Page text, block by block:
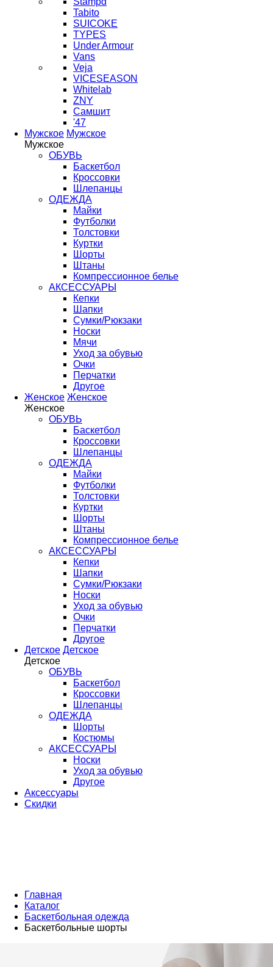
Tabito
SUICOKE
TYPES
Under Armour
Vans
Veja
VICESEASON
Whitelab
ZNY
Самшит
'47
Мужское Мужское
Мужское
ОБУВЬ
Баскетбол
Кроссовки
Шлепанцы
ОДЕЖДА
Майки
Футболки
Толстовки
Куртки
Шорты
Штаны
Компрессионное белье
АКСЕССУАРЫ
Кепки
Шапки
Сумки/Рюкзаки
Носки
Мячи
Уход за обувью
Очки
Перчатки
Другое
Женское Женское
Женское
ОБУВЬ
Баскетбол
Кроссовки
Шлепанцы
ОДЕЖДА
Майки
Футболки
Толстовки
Куртки
Шорты
Штаны
Компрессионное белье
АКСЕССУАРЫ
Кепки
Шапки
Сумки/Рюкзаки
Носки
Уход за обувью
Очки
Перчатки
Другое
Детское Детское
Детское
ОБУВЬ
Баскетбол
Кроссовки
Шлепанцы
ОДЕЖДА
Шорты
Костюмы
АКСЕССУАРЫ
Носки
Уход за обувью
Другое
Аксессуары
Скидки
Главная
Каталог
Баскетбольная одежда
Баскетбольные шорты